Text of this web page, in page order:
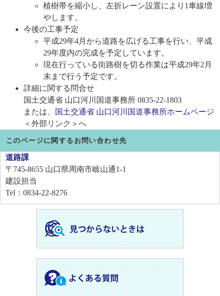
植樹帯を縮小し、左折レーン設置により1車線増
やします。
今後の工事予定
平成29年4月から道路を広げる工事を行い、平成
29年度内の完成を予定しています。
現在行っている街路樹を切る作業は平成29年2月
末まで行う予定です。
詳細に関する問合せ
国土交通省 山口河川国道事務所 0835-22-1803
または、
国土交通省 山口河川国道事務所ホームページ
＜外部リンク＞ へ
このページに関するお問い合わせ先
道路課
〒745-8655 山口県周南市岐山通1-1
建設担当
Tel：0834-22-8276